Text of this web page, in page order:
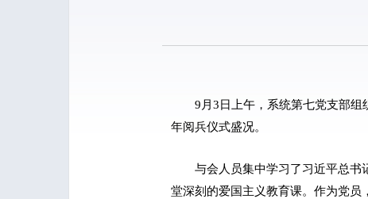
9月3日上午，系统第七党支部
年阅兵仪式盛况。
与会人员集中学习了习近平总书
堂深刻的爱国主义教育课。作为党员